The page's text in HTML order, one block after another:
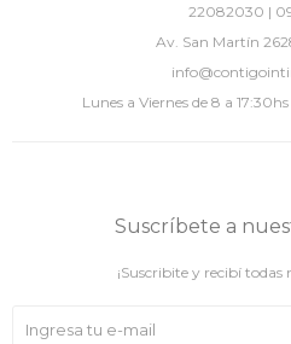
22082030 |
Av. San Martín
Lunes a Viernes de 8 a
Suscríbete a
¡Suscribite y recibí todas